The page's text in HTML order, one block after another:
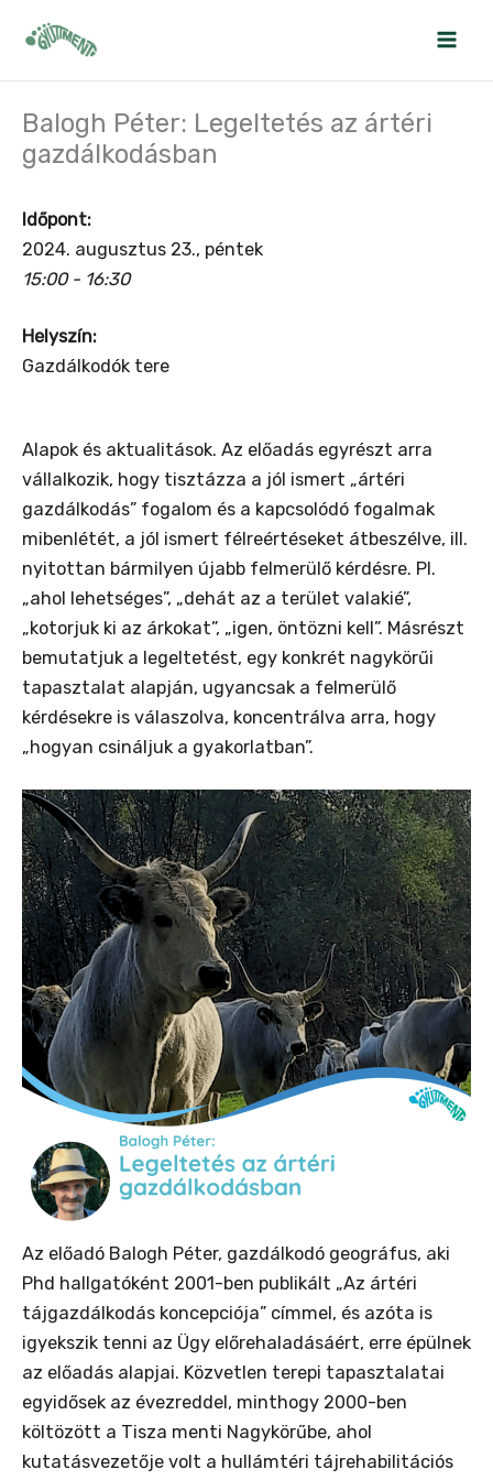
Balogh Péter: Legeltetés az ártéri
gazdálkodásban
Időpont:
2024. augusztus 23., péntek
15:00 - 16:30
Helyszín:
Gazdálkodók tere
Alapok és aktualitások. Az előadás egyrészt arra
vállalkozik, hogy tisztázza a jól ismert „ártéri
gazdálkodás” fogalom és a kapcsolódó fogalmak
mibenlétét, a jól ismert félreértéseket átbeszélve, ill.
nyitottan bármilyen újabb felmerülő kérdésre. Pl.
„ahol lehetséges”, „dehát az a terület valakié”,
„kotorjuk ki az árkokat”, „igen, öntözni kell”. Másrészt
bemutatjuk a legeltetést, egy konkrét nagykörűi
tapasztalat alapján, ugyancsak a felmerülő
kérdésekre is válaszolva, koncentrálva arra, hogy
„hogyan csináljuk a gyakorlatban”.
Az előadó Balogh Péter, gazdálkodó geográfus, aki
Phd hallgatóként 2001-ben publikált „Az ártéri
tájgazdálkodás koncepciója” címmel, és azóta is
igyekszik tenni az Ügy előrehaladásáért, erre épülnek
az előadás alapjai. Közvetlen terepi tapasztalatai
egyidősek az évezreddel, minthogy 2000-ben
költözött a Tisza menti Nagykörűbe, ahol
kutatásvezetője volt a hullámtéri tájrehabilitációs